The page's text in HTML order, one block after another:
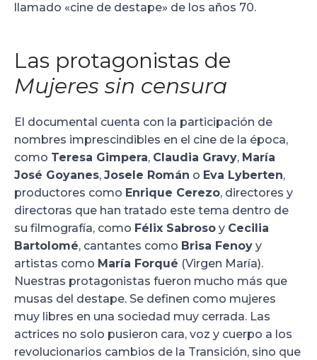
llamado «cine de destape» de los años 70.
Las protagonistas de
Mujeres sin censura
El documental cuenta con la participación de
nombres imprescindibles en el cine de la época,
como Teresa Gimpera, Claudia Gravy, María
José Goyanes, Josele Román o Eva Lyberten,
productores como Enrique Cerezo, directores y
directoras que han tratado este tema dentro de
su filmografía, como Félix Sabroso y Cecilia
Bartolomé, cantantes como Brisa Fenoy y
artistas como María Forqué (Virgen María).
Nuestras protagonistas fueron mucho más que
musas del destape. Se definen como mujeres
muy libres en una sociedad muy cerrada. Las
actrices no solo pusieron cara, voz y cuerpo a los
revolucionarios cambios de la Transición, sino que